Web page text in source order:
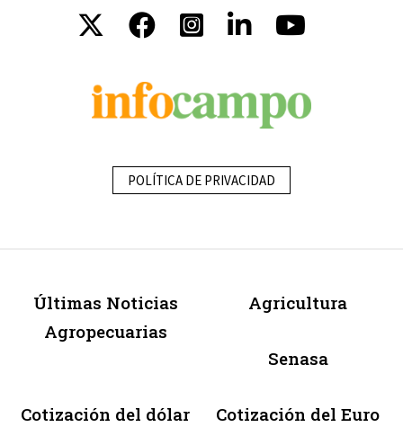
POLÍTICA DE PRIVACIDAD
Últimas Noticias
Agropecuarias
Agricultura
Senasa
Cotización del dólar Cotización del Euro